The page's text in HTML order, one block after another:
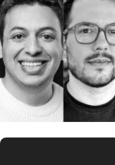
Clima
Mundial 2026
Eventos Corporativos
El Cronista Studio
Mediakit
abre en nueva pestaña